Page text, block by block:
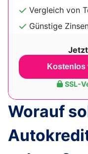
Vergleich von
Günstige
Kostenlos
SSL-
Worauf